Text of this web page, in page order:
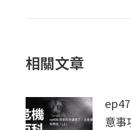
相關文章
意事